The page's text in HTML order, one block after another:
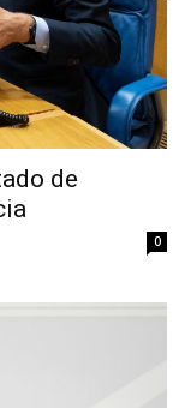
de
0